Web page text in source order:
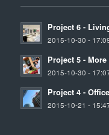
Project 6 -
2015-10-30 -
Project 5 -
2015-10-30 -
Project 4 -
2015-10-21 -